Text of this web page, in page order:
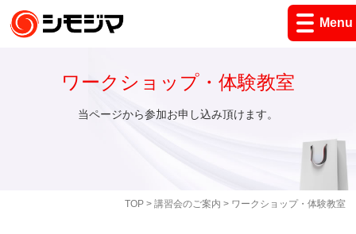
Menu
TOP> 講習会のご案内 > ワークショップ・体験教室
ワークショップ・体験教室
当ページから参加お申し込み頂けます。